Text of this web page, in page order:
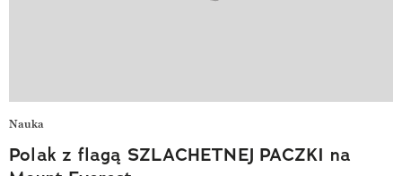
Nauka
Polak z flagą SZLACHETNEJ PACZKI na